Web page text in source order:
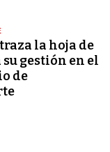
la hoja de
gestión en el
de